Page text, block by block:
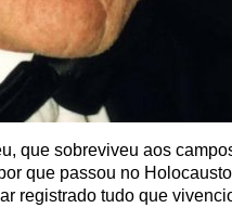
que sobreviveu aos
que passou no
registrado tudo que